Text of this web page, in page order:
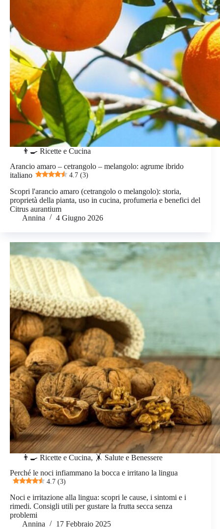
👨‍🍳 Ricette e Cucina
Arancio amaro – cetrangolo – melangolo: agrume ibrido
italiano
4.7 (3)
Scopri l'arancio amaro (cetrangolo o melangolo): storia,
proprietà della pianta, uso in cucina, profumeria e benefici del
Citrus aurantium
Annina
4 Giugno 2026
👨‍🍳 Ricette e Cucina, 🤸 Salute e Benessere
Perché le noci infiammano la bocca e irritano la lingua
4.7 (3)
Noci e irritazione alla lingua: scopri le cause, i sintomi e i
rimedi. Consigli utili per gustare la frutta secca senza
problemi
Annina
17 Febbraio 2025